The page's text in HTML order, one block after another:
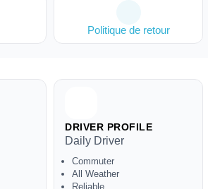
Politique de retour
DRIVER PROFILE
Daily Driver
Commuter
All Weather
Reliable